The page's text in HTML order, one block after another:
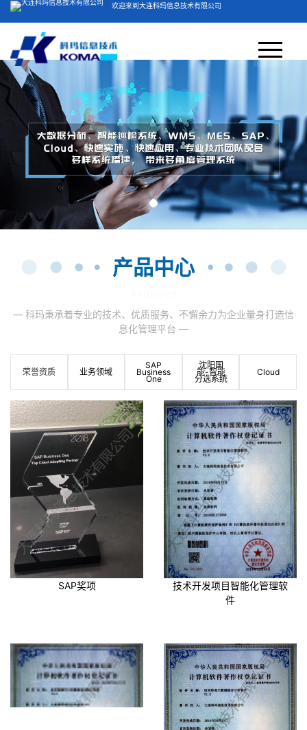
欢迎来到大连科玛信息技术有限公司
网站首页
关于我们 ＞
公司简介
产品方案
视频展示
业务领域
案例展示
联系我们
产品中心
— 科玛秉承着专业的技术、优质服务、不懈余力为企业量身打造信
息化管理平台 —
荣誉资质 业务领域
SAP
Business
One
沈阳国
能-智能
分选系统
Cloud
SAP奖项
技术开发项目智能化管理软
件